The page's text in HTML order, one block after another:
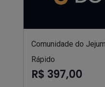
Comunidade do
Rápido
R$ 397,00